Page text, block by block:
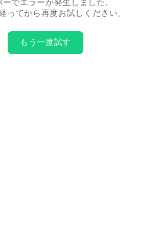
ーでエラーが発生しました。
ってから再度お試しください。
もう一度試す